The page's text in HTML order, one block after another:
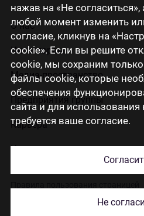
нажав на «Не
любой момент изменить
согласие, кликнув на
cookie». Если вы решите
cookie, мы сохраним
файлы cookie, которые
обеспечения
сайта и для
требуется ваше согласие.
Не
О нас
Инвесторам
Медиа-пространство
Предприятия группы
Карьера
Контакты
Использование cookies